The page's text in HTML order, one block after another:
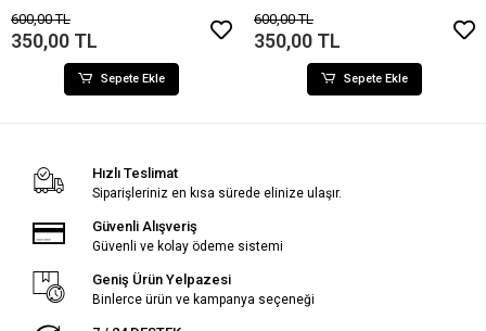
600,00 TL
350,00 TL
Sepete Ekle
600,00 TL
350,00 TL
Sepete Ekle
Hızlı Teslimat
Siparişleriniz en kısa sürede elinize ulaşır.
Güvenli Alışveriş
Güvenli ve kolay ödeme sistemi
Geniş Ürün Yelpazesi
Binlerce ürün ve kampanya seçeneği